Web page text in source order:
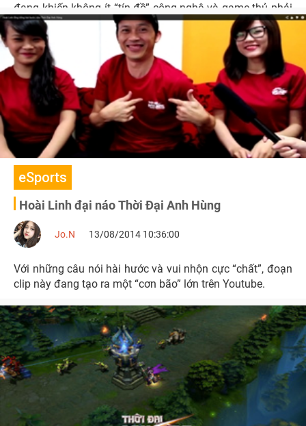
đang khiến không ít “tín đồ” công nghệ và game thủ phải
trầm trồ, ngạc nhiên.
eSports
Hoài Linh đại náo Thời Đại Anh Hùng
Jo.N 13/08/2014 10:36:00
Với những câu nói hài hước và vui nhộn cực “chất”, đoạn
clip này đang tạo ra một “cơn bão” lớn trên Youtube.